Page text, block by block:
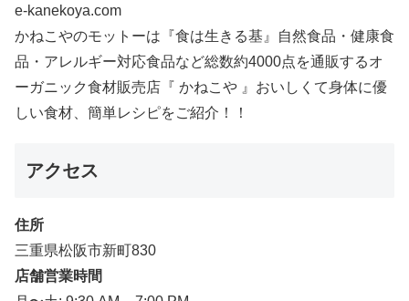
e-kanekoya.com
かねこやのモットーは『食は生きる基』自然食品・健康食
品・アレルギー対応食品など総数約4000点を通販するオ
ーガニック食材販売店『 かねこや 』おいしくて身体に優
しい食材、簡単レシピをご紹介！！
アクセス
住所
三重県松阪市新町830
店舗営業時間